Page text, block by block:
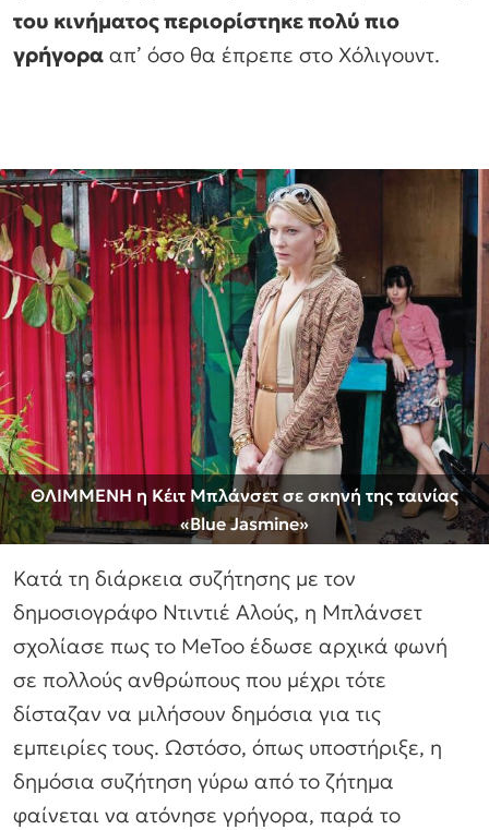
του κινήματος περιορίστηκε πολύ πιο
γρήγορα απ’ όσο θα έπρεπε στο Χόλιγουντ.
ΘΛΙΜΜΕΝΗ η Κέιτ Μπλάνσετ σε σκηνή της ταινίας
«Blue Jasmine»
Κατά τη διάρκεια συζήτησης με τον
δημοσιογράφο Ντιντιέ Αλούς, η Μπλάνσετ
σχολίασε πως το MeToo έδωσε αρχικά φωνή
σε πολλούς ανθρώπους που μέχρι τότε
δίσταζαν να μιλήσουν δημόσια για τις
εμπειρίες τους. Ωστόσο, όπως υποστήριξε, η
δημόσια συζήτηση γύρω από το ζήτημα
φαίνεται να ατόνησε γρήγορα, παρά το